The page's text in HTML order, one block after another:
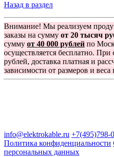
Назад в раздел
Внимание! Мы реализуем
заказы на сумму от 20 тысяч
сумму от 40 000 рублей по
осуществляется бесплатно. При
рублей, доставка платная и
зависимости от размеров и веса
info@elektrokable.ru +7(495)798-
Политика конфиденциальности
персональных данных